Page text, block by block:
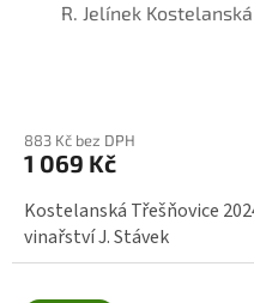
R. Jelínek
883 Kč bez DPH
1 069 Kč
Kostelanská Třešňovice
vinařství J. Stávek